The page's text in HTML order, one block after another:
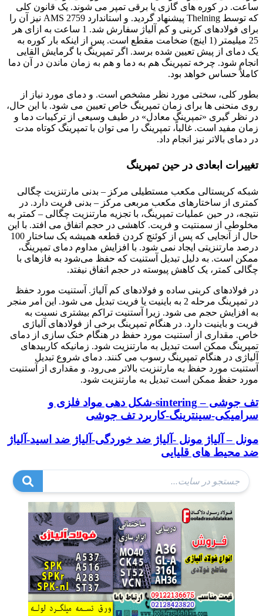
ساعت. در کوره های گازی یا برقی تمپر می شوند. یک قانون کلی
که توسط Thelning پیشنهاد گردید. و استاندارد AMS 2759 نیز آن را
برای فولادهای کربنی و کم آلیاژ سفارش شد. 1 ساعت به ازای هر
25 میلیمتر (1 اینچ) ضخامت مقطع است. پس از اینکه بار کوره به
یک دمای از پیش تعیین شده برسد. اگر تمپرینگ با گرمایش القایی
انجام شود. چرخه تمپرینگ هم به دما و هم به زمان ماندن در آن دما
کاملاً حساس خواهد بود.
بطور کلی، سختی مورد نظر مشخص است. و دمای مورد نیاز از
روی منحنی ها برای زمان تمپرینگ خاص تعیین می شود. با این حال،
در نظر گیری «تمپرینگ معادل» در طیف وسیعی از ترکیبات دما و
زمان مفید است. غالباً، تمپرینگ را می توان با تمپرینگ کوتاه مدت
در دمای بالاتر نیز انجام داد.
تغییرات ابعادی در حین تمپرینگ
شبکه کریستالی مکعب مستطیلی مرکز – بدنی مارتنزیت چگالی
کمتری از ساختارهای مکعب مربعی مرکز – بدنی فریت دارد. در
نتیجه، در حین عملیات تمپرینگ، با تجزیه مارتنزیت چگالی – کمتر به
مخلوطی از سمنتیت و فریت. کاهشی در حجم اتفاق می افتد. با این
حال از آنجایی که پس از کوئنچ کردن قطعه همیشه یک ساختار 100
درصد مارتنزیتی ایجاد نمی شود. با افزایش مداوم دمای تمپرینگ،
ممکن است. به دلیل تبدیل آستنیت که حفظ می‌شود به فازهای با
چگالی کمتر، یک کاهش پیوسته در حجم اتفاق نیفتد.
در فولادهای کربنی ساده و فولادهای کم آلیاژ. آستنیت مورد حفظ
در تمپرینگ مرحله 2 به باینیت یا فریت تبدیل می شود. این امر منجر
به افزایش حجم می شود. زیرا آستنیت تراکم بیشتری نسبت به
فریت و باینیت دارد. در هنگام تمپرینگ برخی از فولادهای آلیاژی
خاص. مقداری از آستنیت مورد حفظ در هنگام خنک سازی از دمای
تمپرینگ ممکن است تبدیل به مارتنزیت شود. زمانیکه کاربیدهای
آلیاژی در هنگام تمپرینگ رسوب می کنند. دمای شروع تبدیل
آستنیت مورد حفظ به مارتنزیت بالاتر می‌رود. و مقداری از آستنیت
مورد حفظ ممکن است تبدیل به مارتنزیت شود.
تف جوشی – sintering-شکل دهی مواد فلزی و
سرامیکی-سینترینگ-کاربرد تف جوشی
مونل – آلیاژ مونل -آلیاژ ضد خوردگی-آلیاژ ضد اسید-آلیاژ
ضد محیط های قلیایی